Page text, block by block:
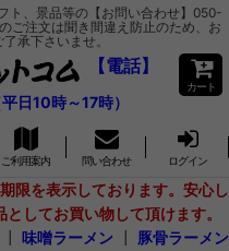
ト、景品等の【お問い合わせ】050-
ご注文は聞き間違え防止のため、お
承下さいませ。
【電話】
平日10時～17時）
カート
ご利用案内 問い合わせ ログイン
限を表示しております。安心し
してお買い物して頂けます。
味噌ラーメン
豚骨ラーメン